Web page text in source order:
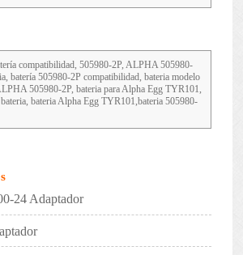
compatibilidad, 505980-2P, ALPHA 505980-
batería 505980-2P compatibilidad, bateria modelo
505980-2P, bateria para Alpha Egg TYR101,
bateria Alpha Egg TYR101,bateria 505980-
24 Adaptador